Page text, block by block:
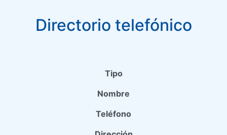
Directorio telefónico
Tipo
Nombre
Teléfono